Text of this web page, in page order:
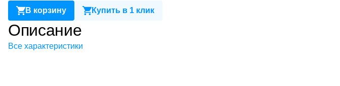
В корзину Купить в 1 клик
Описание
Все характеристики